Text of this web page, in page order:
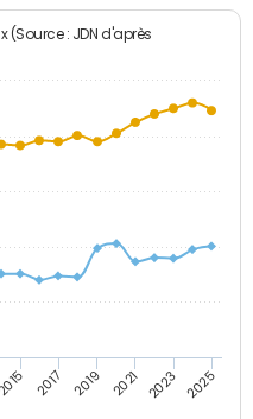
(Source : JDN d'après
2017 2019 2021 2023 2025